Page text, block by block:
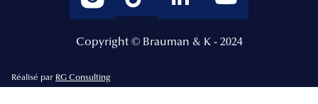
Copyright © Brauman & K - 2024
Réalisé par RG Consulting